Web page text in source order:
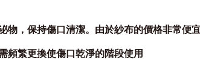
物，保持傷口清潔。由於紗布的價格非常
頻繁更換使傷口乾淨的階段使用